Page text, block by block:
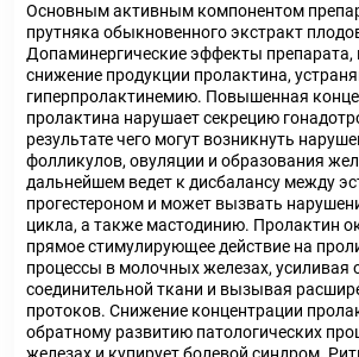
Основным активным компонентом
прутняка обыкновенного экстракт
Допаминергические эффекты
снижение продукции пролактина,
гиперпролактинемию. Повышенная
пролактина нарушает секрецию
результате чего могут возникнуть
фолликулов, овуляции и образования
дальнейшем ведет к дисбалансу между
прогестероном и может вызвать
цикла, а также мастодинию. Пролактин
прямое стимулирующее действие на
процессы в молочных железах, усиливая
соединительной ткани и вызывая
протоков. Снижение концентрации
обратному развитию патологических